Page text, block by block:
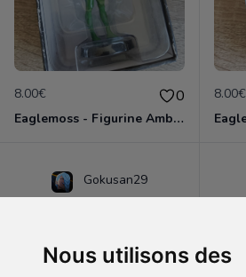
Nous utilisons des
8.00€ 0
Eaglemoss - Figurine Ambush Bug Punaise - DC Comics - Plomb
8.00€
Gokusan29